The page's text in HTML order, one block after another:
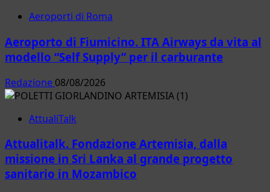
Aeroporti di Roma
Aeroporto di Fiumicino. ITA Airways da vita al
modello “Self Supply” per il carburante
Redazione 08/08/2026
AttualiTalk
Attualitalk. Fondazione Artemisia, dalla
missione in Sri Lanka al grande progetto
sanitario in Mozambico